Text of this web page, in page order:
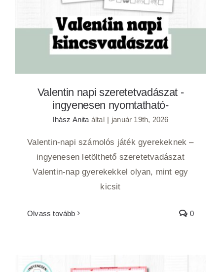
Valentin napi szeretetvadászat -
ingyenesen nyomtatható-
Ihász Anita által | január 19th, 2026
Valentin-napi számolós játék gyerekeknek –
ingyenesen letölthető szeretetvadászat
Valentin-nap gyerekekkel olyan, mint egy
kicsit
Olvass tovább 0